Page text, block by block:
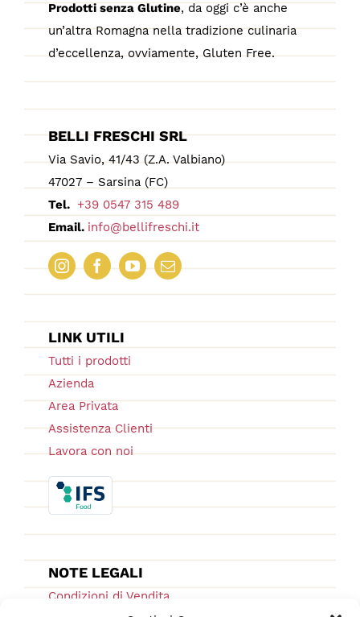
Prodotti senza Glutine, da oggi c’è anche
un’altra Romagna nella tradizione culinaria
d’eccellenza, ovviamente, Gluten Free.
BELLI FRESCHI SRL
Via Savio, 41/43 (Z.A. Valbiano)
47027 – Sarsina (FC)
Tel. +39 0547 315 489
Email. info@bellifreschi.it
LINK UTILI
Tutti i prodotti
Azienda
Area Privata
Assistenza Clienti
Lavora con noi
NOTE LEGALI
Condizioni di Vendita